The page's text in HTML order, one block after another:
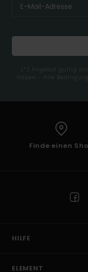
(*) Angebot gültig
haben - Alle
Finde einen
HILFE
ELEMENT